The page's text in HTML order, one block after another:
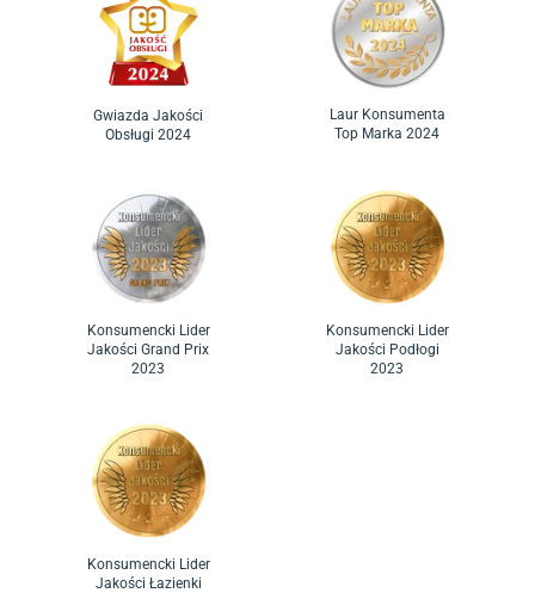
Gwiazda Jakości
Obsługi 2024
Laur Konsumenta
Top Marka 2024
Konsumencki Lider
Jakości Grand Prix
2023
Konsumencki Lider
Jakości Podłogi
2023
Konsumencki Lider
Jakości Łazienki